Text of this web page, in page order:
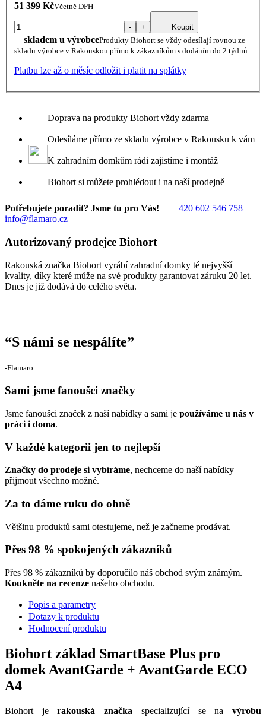
51 399 KčVčetně DPH
- + Koupit
skladem u výrobceProdukty Biohort se vždy odesílají rovnou ze
skladu výrobce v Rakouskou přímo k zákazníkům s dodáním do 2 týdnů
Platbu lze až o měsíc odložit i platit na splátky
Doprava na produkty Biohort vždy zdarma
Odesíláme přímo ze skladu výrobce v Rakousku k vám
K zahradním domkům rádi zajistíme i montáž
Biohort si můžete prohlédout i na naší prodejně
Potřebujete poradit? Jsme tu pro Vás!
+420 602 546 758
info@flamaro.cz
Autorizovaný prodejce Biohort
Rakouská značka Biohort vyrábí zahradní domky té nejvyšší
kvality, díky které může na své produkty garantovat záruku 20 let.
Dnes je již dodává do celého světa.
“S námi se nespálíte”
‐Flamaro
Sami jsme fanoušci značky
Jsme fanoušci značek z naší nabídky a sami je používáme u nás v
práci i doma.
V každé kategorii jen to nejlepší
Značky do prodeje si vybíráme, nechceme do naší nabídky
přijmout všechno možné.
Za to dáme ruku do ohně
Většinu produktů sami otestujeme, než je začneme prodávat.
Přes 98 % spokojených zákazníků
Přes 98 % zákazníků by doporučilo náš obchod svým známým.
Koukněte na recenze našeho obchodu.
Popis a parametry
Dotazy k produktu
Hodnocení produktu
Biohort základ SmartBase Plus pro
domek AvantGarde + AvantGarde ECO
A4
Biohort jerakouská značka specializující se navýrobu